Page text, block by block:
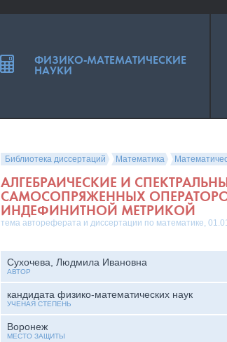
Библиотека диссертаций Математика
АЛГЕБРАИЧЕСКИЕ И
САМОСОПРЯЖЕННЫХ
ИНДЕФИНИТНОЙ МЕТРИКОЙ
тема автореферата и диссертации по математике,
Сухочева, Людмила Ивановна
АВТОР
кандидата физико-математических наук
УЧЕНАЯ СТЕПЕНЬ
Воронеж
МЕСТО ЗАЩИТЫ
ФИЗИКО-МАТЕМАТИЧЕСКИЕ
НАУКИ